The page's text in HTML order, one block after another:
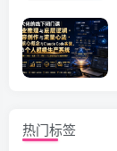
热门标签